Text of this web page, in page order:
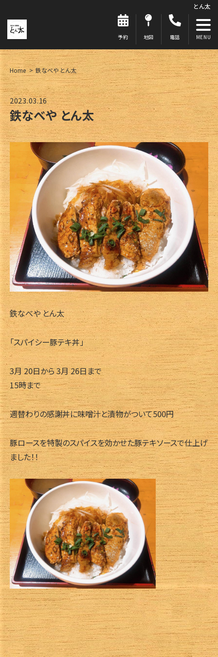
とん太
予約 地図 電話
Home 鉄なべや とん太
2023.03.16
鉄なべや とん太
鉄なべや とん太
「スパイシー豚テキ丼」
3月 20日から 3月 26日まで
15時まで
週替わりの感謝丼に味噌汁と漬物がついて500円
豚ロースを特製のスパイスを効かせた豚テキソースで仕上げ
ました！！